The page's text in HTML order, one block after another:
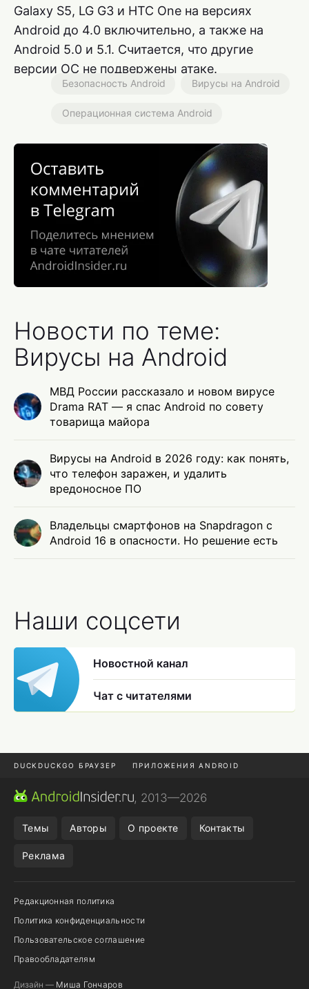
Galaxy S5, LG G3 и HTC One на версиях
Android до 4.0 включительно, а также на
Android 5.0 и 5.1. Считается, что другие
версии ОС не подвержены атаке.
Безопасность Android Вирусы на Android
Операционная система Android
Новости по теме:
Вирусы на Android
МВД России рассказало и новом вирусе
Drama RAT — я спас Android по совету
товарища майора
Вирусы на Android в 2026 году: как понять,
что телефон заражен, и удалить
вредоносное ПО
Владельцы смартфонов на Snapdragon с
Android 16 в опасности. Но решение есть
Наши соцсети
Новостной канал
Чат с читателями
DUCKDUCKGO БРАУЗЕР ПРИЛОЖЕНИЯ ANDROID
CHROME БРАУЗЕР
, 2013—2026
Темы Авторы О проекте Контакты
Реклама
Редакционная политика
Политика конфиденциальности
Пользовательское соглашение
Правообладателям
Дизайн — Миша Гончаров